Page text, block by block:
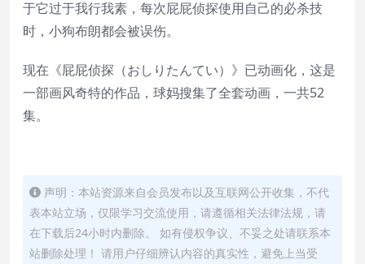
于它过于我行我素，每次屁屁侦探使用自己的必杀技
时，小狗布朗都会被误伤。
现在《屁屁侦探（おしりたんてい）》已动画化，这是
一部画风奇特的作品，球妈搜集了全套动画，一共52
集。
声明：本站资源来自会员发布以及互联网公开收集，不代
表本站立场，仅限学习交流使用，请遵循相关法律法规，请
在下载后24小时内删除。 如有侵权争议、不妥之处请联系本
站删除处理！ 请用户仔细辨认内容的真实性，避免上当受